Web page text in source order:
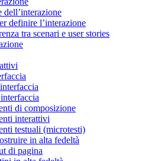
dell’interazione
definire l’interazione
tra scenari e user stories
di composizione
interattivi
testuali (microtesti)
in alta fedeltà
di pagina